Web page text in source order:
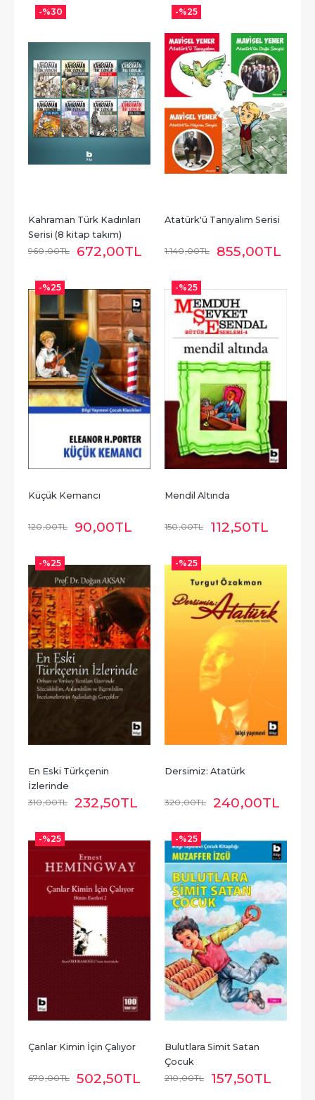
-%30
Kahraman Türk Kadınları
Serisi (8 kitap takım)
960,00TL 672,00TL
-%25
Atatürk'ü Tanıyalım Serisi
1.140,00TL 855,00TL
-%25
Küçük Kemancı
120,00TL 90,00TL
-%25
Mendil Altında
150,00TL 112,50TL
-%25
En Eski Türkçenin
İzlerinde
310,00TL 232,50TL
-%25
Dersimiz: Atatürk
320,00TL 240,00TL
-%25
Çanlar Kimin İçin Çalıyor
670,00TL 502,50TL
-%25
Bulutlara Simit Satan
Çocuk
210,00TL 157,50TL